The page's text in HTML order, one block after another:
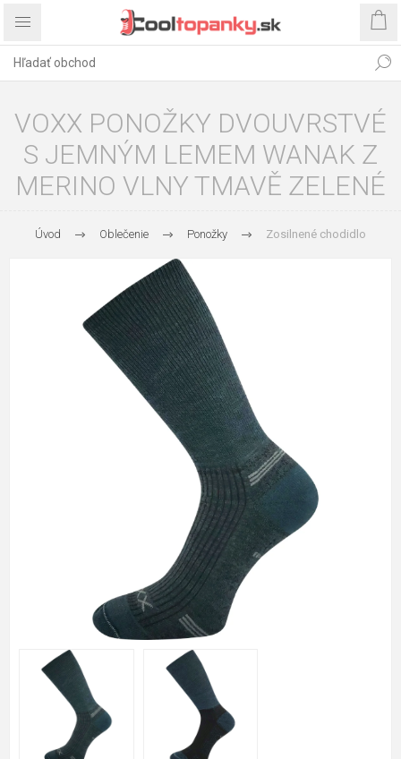
VOXX PONOŽKY DVOUVRSTVÉ
S JEMNÝM LEMEM WANAK Z
MERINO VLNY TMAVĚ ZELENÉ
Úvod Oblečenie Ponožky Zosilnené chodidlo